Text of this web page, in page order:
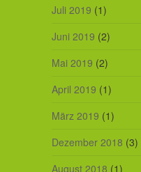
Juli 2019 (1)
Juni 2019 (2)
Mai 2019 (2)
April 2019 (1)
März 2019 (1)
Dezember 2018 (3)
August 2018 (1)